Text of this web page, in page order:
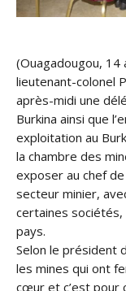
(Ouagadougou, 14
lieutenant-colonel
après-midi une
Burkina ainsi que
exploitation au
la chambre des
exposer au chef
secteur minier,
certaines
pays.
Selon le président
les mines qui ont
cœur et c’est pour